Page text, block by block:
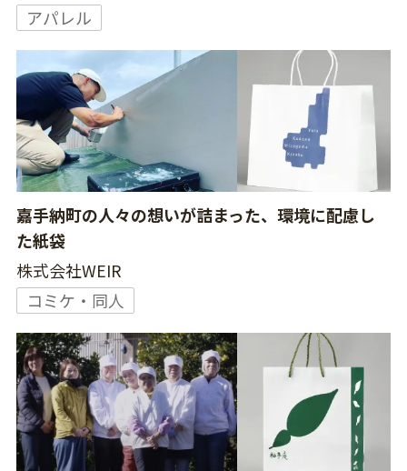
アパレル
嘉手納町の人々の想いが詰まった、環境に配慮し
た紙袋
株式会社WEIR
コミケ・同人